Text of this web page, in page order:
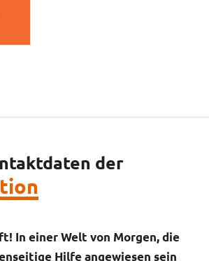
der
In einer Welt von Morgen, die
Hilfe angewiesen sein